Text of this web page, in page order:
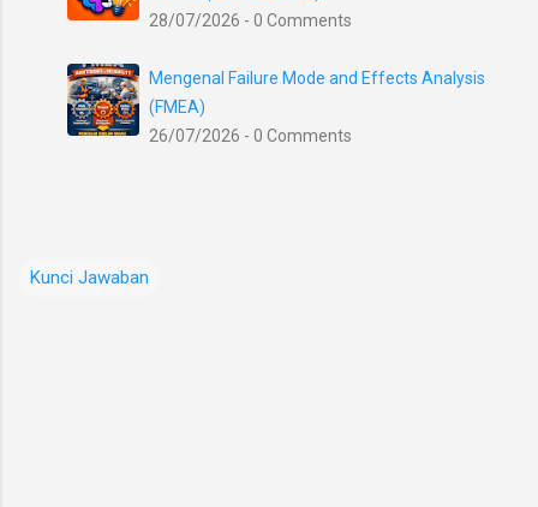
28/07/2026 - 0 Comments
Mengenal Failure Mode and Effects Analysis
(FMEA)
26/07/2026 - 0 Comments
Kunci Jawaban